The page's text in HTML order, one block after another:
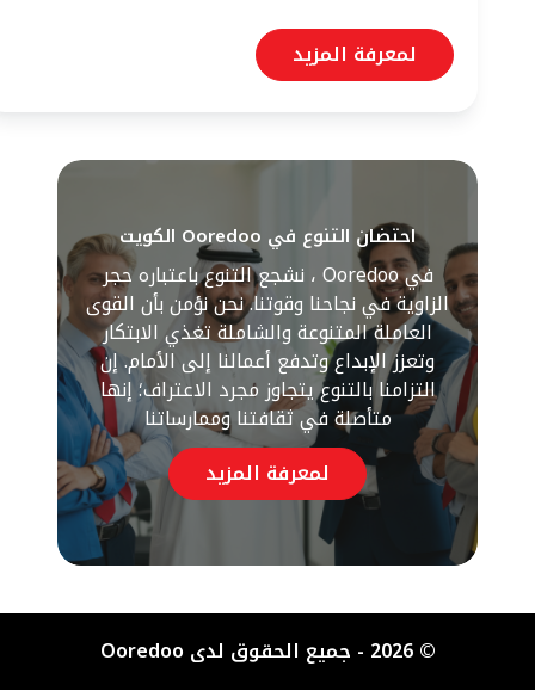
لمعرفة المزيد
احتضان التنوع في Ooredoo الكويت
في Ooredoo ، نشجع التنوع باعتباره حجر
الزاوية في نجاحنا وقوتنا. نحن نؤمن بأن القوى
العاملة المتنوعة والشاملة تغذي الابتكار
وتعزز الإبداع وتدفع أعمالنا إلى الأمام. إن
التزامنا بالتنوع يتجاوز مجرد الاعتراف؛ إنها
متأصلة في ثقافتنا وممارساتنا
لمعرفة المزيد
© 2026 - جميع الحقوق لدى Ooredoo